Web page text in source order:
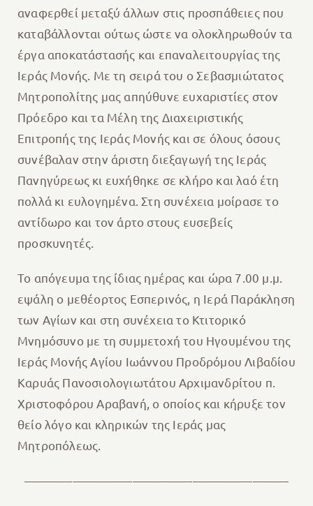
αναφερθεί μεταξύ άλλων στις προσπάθειες που
καταβάλλονται ούτως ώστε να ολοκληρωθούν τα
έργα αποκατάστασής και επαναλειτουργίας της
Ιεράς Μονής. Με τη σειρά του ο Σεβασμιώτατος
Μητροπολίτης μας απηύθυνε ευχαριστίες στον
Πρόεδρο και τα Μέλη της Διαχειριστικής
Επιτροπής της Ιεράς Μονής και σε όλους όσους
συνέβαλαν στην άριστη διεξαγωγή της Ιεράς
Πανηγύρεως κι ευχήθηκε σε κλήρο και λαό έτη
πολλά κι ευλογημένα. Στη συνέχεια μοίρασε το
αντίδωρο και τον άρτο στους ευσεβείς
προσκυνητές.
Το απόγευμα της ίδιας ημέρας και ώρα 7.00 μ.μ.
εψάλη ο μεθέορτος Εσπερινός, η Ιερά Παράκληση
των Αγίων και στη συνέχεια το Κτιτορικό
Μνημόσυνο με τη συμμετοχή του Ηγουμένου της
Ιεράς Μονής Αγίου Ιωάννου Προδρόμου Λιβαδίου
Καρυάς Πανοσιολογιωτάτου Αρχιμανδρίτου π.
Χριστοφόρου Αραβανή, ο οποίος και κήρυξε τον
θείο λόγο και κληρικών της Ιεράς μας
Μητροπόλεως.
——————————————————————